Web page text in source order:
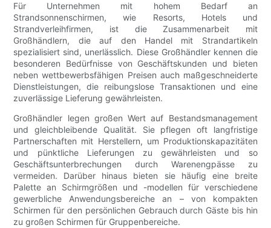
Für Unternehmen mit hohem Bedarf an
Strandsonnenschirmen, wie Resorts, Hotels und
Strandverleihfirmen, ist die Zusammenarbeit mit
Großhändlern, die auf den Handel mit Strandartikeln
spezialisiert sind, unerlässlich. Diese Großhändler kennen die
besonderen Bedürfnisse von Geschäftskunden und bieten
neben wettbewerbsfähigen Preisen auch maßgeschneiderte
Dienstleistungen, die reibungslose Transaktionen und eine
zuverlässige Lieferung gewährleisten.
Großhändler legen großen Wert auf Bestandsmanagement
und gleichbleibende Qualität. Sie pflegen oft langfristige
Partnerschaften mit Herstellern, um Produktionskapazitäten
und pünktliche Lieferungen zu gewährleisten und so
Geschäftsunterbrechungen durch Warenengpässe zu
vermeiden. Darüber hinaus bieten sie häufig eine breite
Palette an Schirmgrößen und -modellen für verschiedene
gewerbliche Anwendungsbereiche an – von kompakten
Schirmen für den persönlichen Gebrauch durch Gäste bis hin
zu großen Schirmen für Gruppenbereiche.